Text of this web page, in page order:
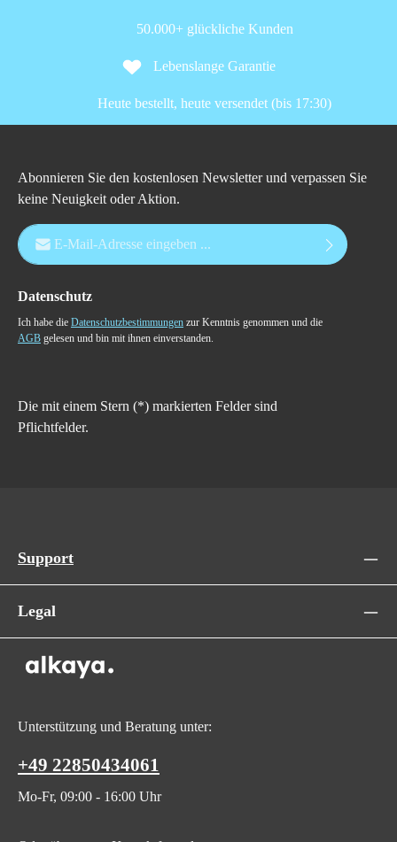
50.000+ glückliche Kunden
Lebenslange Garantie
Heute bestellt, heute versendet (bis 17:30)
Abonnieren Sie den kostenlosen Newsletter und verpassen Sie
keine Neuigkeit oder Aktion.
E-Mail-Adresse*
Datenschutz
Ich habe die Datenschutzbestimmungen zur Kenntnis genommen und die
AGB gelesen und bin mit ihnen einverstanden.
Die mit einem Stern (*) markierten Felder sind
Pflichtfelder.
Support
Legal
Unterstützung und Beratung unter:
+49 22850434061
Mo-Fr, 09:00 - 16:00 Uhr